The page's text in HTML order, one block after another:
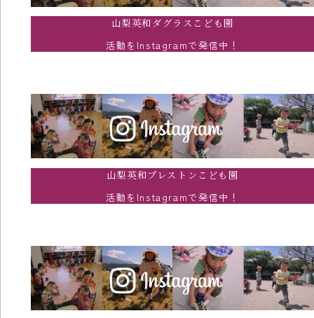
山梨英和ダグラスこども園
活動をInstagramで発信中！
山梨英和プレストンこども園
活動をInstagramで発信中！